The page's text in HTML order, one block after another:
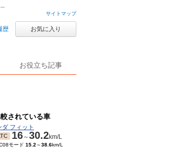
サイトマップ
歴 お気に入り
お役立ち記事
されている車
ダ フィット
16～30.2km/L
モード 15.2 ～38.6km/L